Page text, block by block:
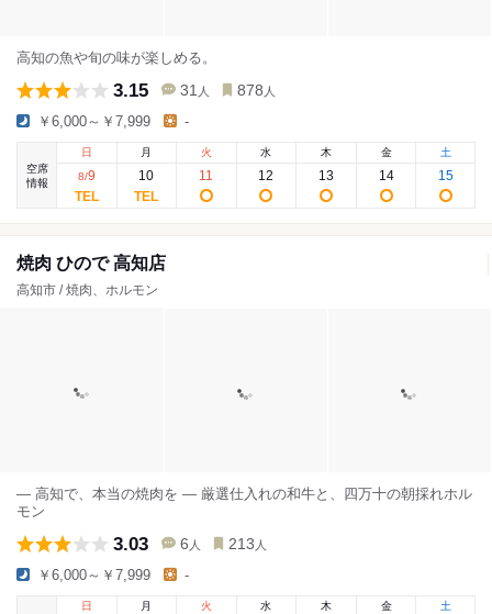
高知の魚や旬の味が楽しめる。
3.15 31 人 878 人
￥6,000～￥7,999 -
空席
情報
日
8/9
月
10
火
11
水
12
木
13
金
14
土
15
焼肉 ひので 高知店
高知市 / 焼肉、ホルモン
― 高知で、本当の焼肉を ― 厳選仕入れの和牛と、四万十の朝採れホル
モン
3.03 6 人 213 人
￥6,000～￥7,999 -
日
月 火 水 木 金 土